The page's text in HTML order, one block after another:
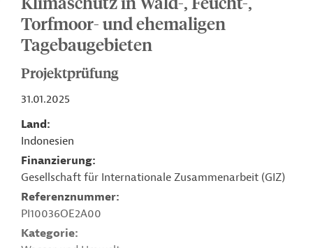
Torfmoor- und ehemaligen
Tagebaugebieten
Projektprüfung
31.01.2025
Land
Indonesien
Finanzierung
Gesellschaft für Internationale Zusammenarbeit (GIZ)
Referenznummer
PI10036OE2A00
Kategorie